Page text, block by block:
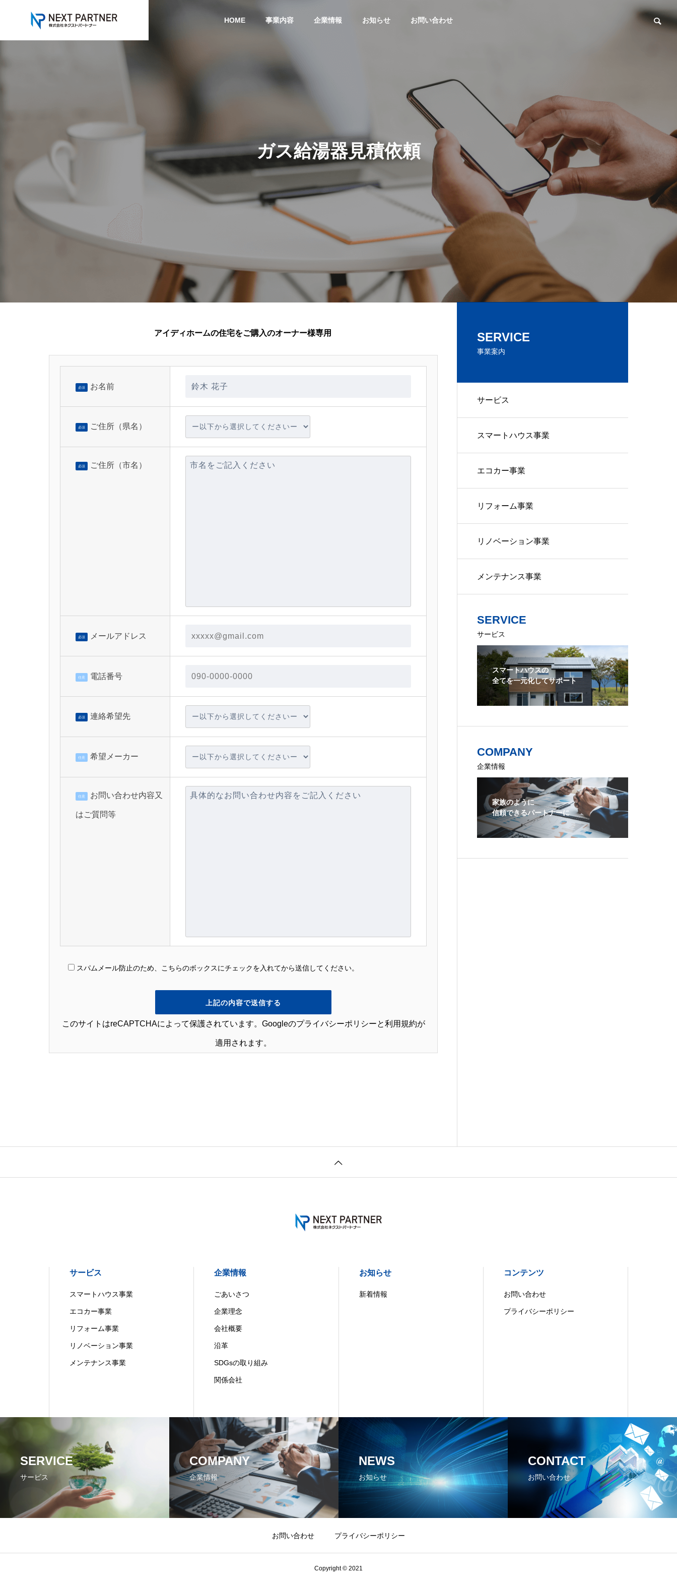
HOME 事業内容 企業情報 お知らせ お問い合わせ
SERVICE
事業内容
スマートハウス事業 エコカー事業
eco-car
リフォーム事業
Painting & Outer wall
リノベーション事業
COMPANY
企業情報
HISTORY
沿革
SDGs
SDGsの取り組み
PARTNER
関係会社
ガス給湯器見積依頼
アイディホームの住宅をご購入のオーナー様専用
必須 お名前
必須 ご住所（県名）
必須 ご住所（市名）
必須 メールアドレス
任意 電話番号
必須 連絡希望先
任意 希望メーカー
任意 お問い合わせ内容又
はご質問等
スパムメール防止のため、こちらのボックスにチェックを入れてから送信してください。
このサイトはreCAPTCHAによって保護されています。Googleのプライバシーポリシーと利用規約が
適用されます。
SERVICE
事業案内
サービス
スマートハウス事業
エコカー事業
リフォーム事業
リノベーション事業
メンテナンス事業
SERVICE
サービス
スマートハウスの
全てを一元化してサポート
COMPANY
企業情報
家族のように
信頼できるパートナーに
サービス
スマートハウス事業
エコカー事業
リフォーム事業
リノベーション事業
メンテナンス事業
企業情報
ごあいさつ
企業理念
会社概要
沿革
SDGsの取り組み
関係会社
お知らせ
新着情報
コンテンツ
お問い合わせ
プライバシーポリシー
SERVICE
サービス
COMPANY
企業情報
NEWS
お知らせ
CONTACT
お問い合わせ
お問い合わせ プライバシーポリシー
Copyright © 2021